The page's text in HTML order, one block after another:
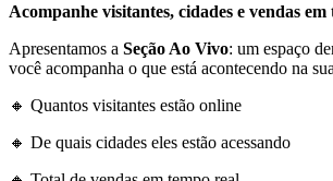
Acompanhe visitantes, cidades e vendas
Apresentamos a Seção Ao Vivo: um espaço
você acompanha o que está acontecendo na
🔸 Quantos visitantes estão online
🔸 De quais cidades eles estão acessando